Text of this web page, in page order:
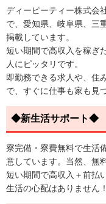
ディーピーティー株式会
で、愛知県、岐阜県、三
掲載しています。
短い期間で高収入を稼ぎ
人にピッタリです。
即勤務できる求人や、住
で、すぐに仕事も家も見
◆新生活サポート◆
寮完備・寮費無料で生活
意しています。当然、無
短い期間で高収入＋前払
生活の心配はありません！